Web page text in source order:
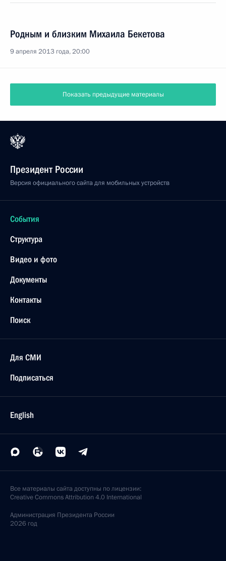
Родным и близким Михаила Бекетова
9 апреля 2013 года, 20:00
Показать предыдущие материалы
Президент России
Версия официального сайта для мобильных устройств
События
Структура
Видео и фото
Документы
Контакты
Поиск
Для СМИ
Подписаться
English
Все материалы сайта доступны по лицензии:
Creative Commons Attribution 4.0 International
Администрация Президента России
2026 год